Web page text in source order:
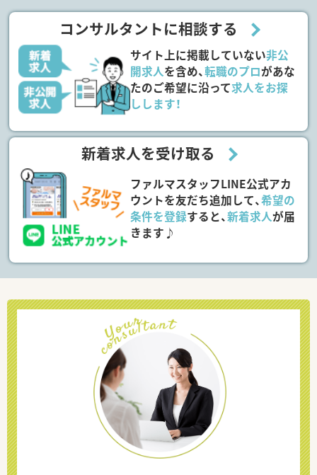
コンサルタントに相談する
サイト上に掲載していない非公
開求人を含め、転職のプロがあな
たのご希望に沿って求人をお探
しします！
新着求人を受け取る
ファルマスタッフLINE公式アカ
ウントを友だち追加して、希望の
条件を登録すると、新着求人が届
きます♪